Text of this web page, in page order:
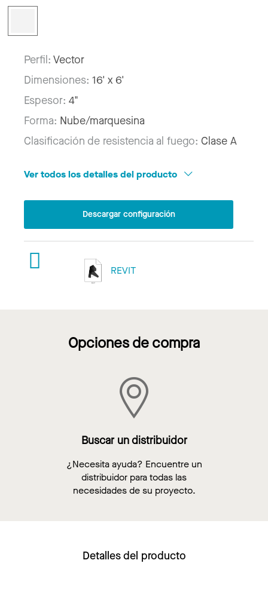
Perfil: Vector
Dimensiones: 16' x 6'
Espesor: 4"
Forma: Nube/marquesina
Clasificación de resistencia al fuego: Clase A
Ver todos los detalles del producto
Descargar configuración
REVIT
Opciones de compra
Buscar un distribuidor
¿Necesita ayuda? Encuentre un
distribuidor para todas las
necesidades de su proyecto.
Detalles del producto